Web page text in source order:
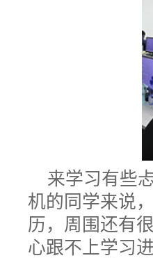
来学习有些
机的同学来说
历，周围还有
心跟不上学习